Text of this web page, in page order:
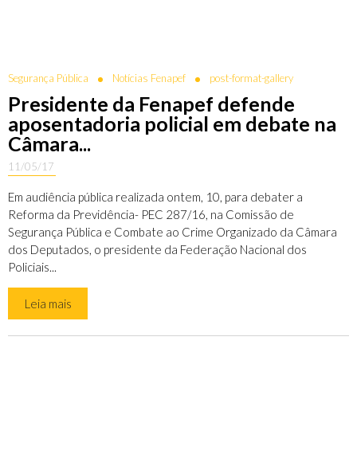
Segurança Pública Notícias Fenapef post-format-gallery
Presidente da Fenapef defende
aposentadoria policial em debate na
Câmara...
11/05/17
Em audiência pública realizada ontem, 10, para debater a
Reforma da Previdência- PEC 287/16, na Comissão de
Segurança Pública e Combate ao Crime Organizado da Câmara
dos Deputados, o presidente da Federação Nacional dos
Policiais...
Leia mais